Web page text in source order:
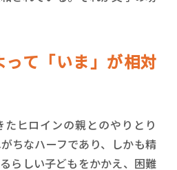
って「いま」が相対
ヒロインの親とのやりとり
ちなハーフであり、しかも精
らしい子どもをかかえ、困難